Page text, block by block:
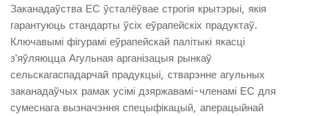
Заканадаўства ЕС ўсталёўвае строгія крытэрыі, якія
гарантуюць стандарты ўсіх еўрапейскіх прадуктаў.
Ключавымі фігурамі еўрапейскай палітыкі якасці
з'яўляюцца Агульная арганізацыя рынкаў
сельскагаспадарчай прадукцыі, стварэнне агульных
заканадаўчых рамак усімі дзяржавамі-членамі ЕС для
сумеснага вызначэння спецыфікацый, аперацыйнай